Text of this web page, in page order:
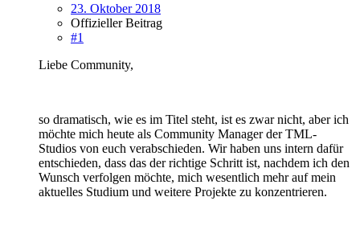
23. Oktober 2018
Offizieller Beitrag
#1
Liebe Community,
so dramatisch, wie es im Titel steht, ist es zwar nicht, aber ich
möchte mich heute als Community Manager der TML-
Studios von euch verabschieden. Wir haben uns intern dafür
entschieden, dass das der richtige Schritt ist, nachdem ich den
Wunsch verfolgen möchte, mich wesentlich mehr auf mein
aktuelles Studium und weitere Projekte zu konzentrieren.